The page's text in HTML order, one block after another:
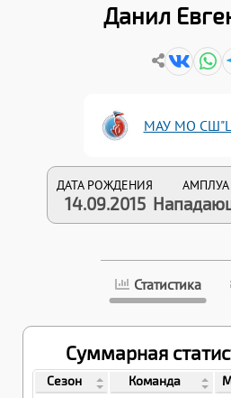
Данил
МАУ МО
ДАТА РОЖДЕНИЯ
14.09.2015
АМПЛУА
Статистика
Суммарная
Сезон Команда